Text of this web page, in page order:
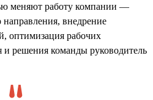
меняют работу компании —
внедрение
оптимизация рабочих
и решения команды руководитель